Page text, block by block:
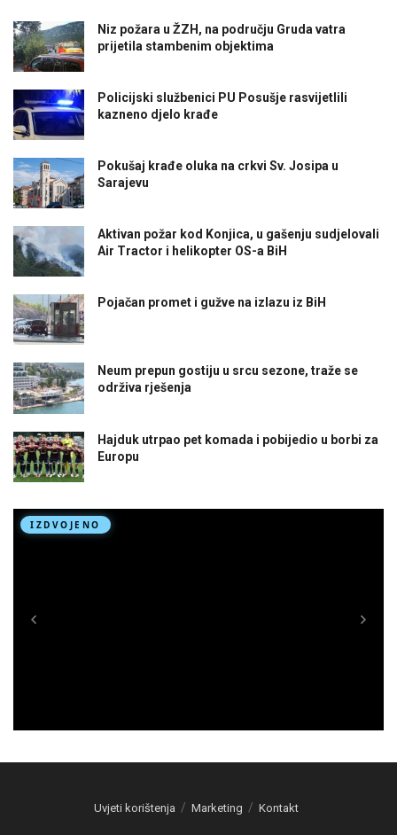
Niz požara u ŽZH, na području Gruda vatra
prijetila stambenim objektima
Policijski službenici PU Posušje rasvijetlili
kazneno djelo krađe
Pokušaj krađe oluka na crkvi Sv. Josipa u
Sarajevu
Aktivan požar kod Konjica, u gašenju sudjelovali
Air Tractor i helikopter OS-a BiH
Pojačan promet i gužve na izlazu iz BiH
Neum prepun gostiju u srcu sezone, traže se
održiva rješenja
Hajduk utrpao pet komada i pobijedio u borbi za
Europu
Uvjeti korištenja Marketing Kontakt